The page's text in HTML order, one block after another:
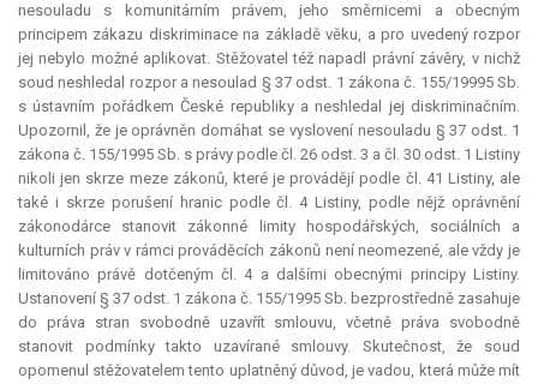
nesouladu s komunitárním právem, jeho směrnicemi a obecným
principem zákazu diskriminace na základě věku, a pro uvedený rozpor
jej nebylo možné aplikovat. Stěžovatel též napadl právní závěry, v nichž
soud neshledal rozpor a nesoulad § 37 odst. 1 zákona č. 155/19995 Sb.
s ústavním pořádkem České republiky a neshledal jej diskriminačním.
Upozornil, že je oprávněn domáhat se vyslovení nesouladu § 37 odst. 1
zákona č. 155/1995 Sb. s právy podle čl. 26 odst. 3 a čl. 30 odst. 1 Listiny
nikoli jen skrze meze zákonů, které je provádějí podle čl. 41 Listiny, ale
také i skrze porušení hranic podle čl. 4 Listiny, podle nějž oprávnění
zákonodárce stanovit zákonné limity hospodářských, sociálních a
kulturních práv v rámci prováděcích zákonů není neomezené, ale vždy je
limitováno právě dotčeným čl. 4 a dalšími obecnými principy Listiny.
Ustanovení § 37 odst. 1 zákona č. 155/1995 Sb. bezprostředně zasahuje
do práva stran svobodně uzavřít smlouvu, včetně práva svobodně
stanovit podmínky takto uzavírané smlouvy. Skutečnost, že soud
opomenul stěžovatelem tento uplatněný důvod, je vadou, která může mít